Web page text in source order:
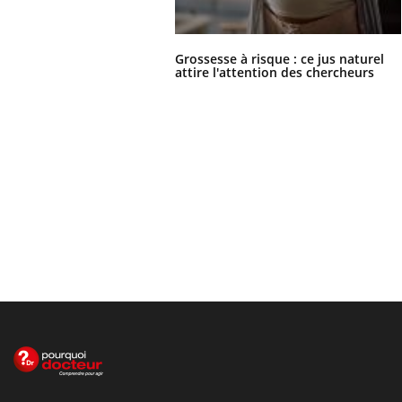
Grossesse à risque : ce jus naturel
attire l'attention des chercheurs